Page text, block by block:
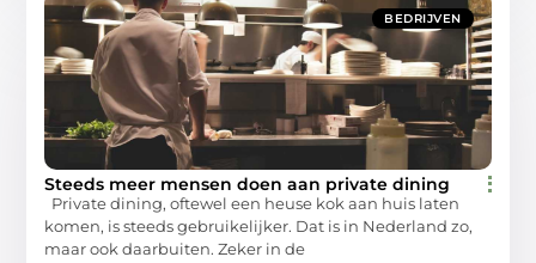
BEDRIJVEN
Steeds meer mensen doen aan private dining
Private dining, oftewel een heuse kok aan huis laten
komen, is steeds gebruikelijker. Dat is in Nederland zo,
maar ook daarbuiten. Zeker in de